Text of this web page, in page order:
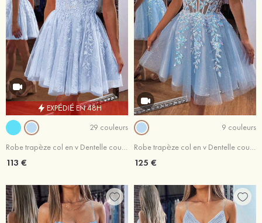
EXPÉDIÉ EN 48H
29 couleurs
Robe trapèze col en v Dentelle courte/mini robe de fête de la rentrée
113 €
9 couleurs
Robe trapèze col en v Dentelle courte/mini robe de fête de la rentrée
125 €